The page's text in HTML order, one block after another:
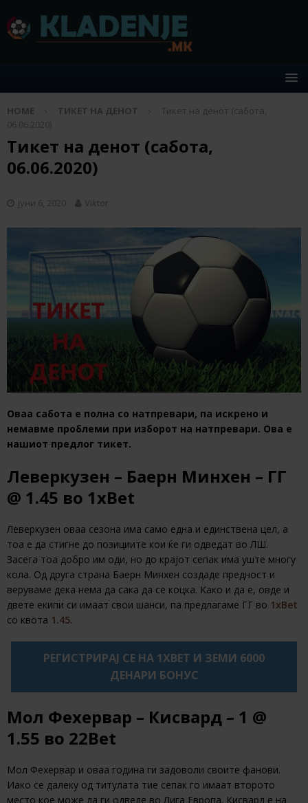
HOME ТИКЕТ НА ДЕНОТ
Тикет на денот (сабота,
06.06.2020)
Тикет на денот (сабота,
06.06.2020)
јуни 6, 2020 Viktor
Оваа сабота е полна со натпревари, па искрено и
немавме проблеми при изборот на натпревари. Ова е
нашиот предлог тикет.
Леверкузен – Баерн Минхен – ГГ
@ 1.45 во 1xBet
Леверкузен оваа сезона има само една и единствена цел, а
тоа е да стигне до позициите кои ќе ги одведат во ЛШ.
Засега тоа добро им оди, но до крајот сепак има уште многу
кола. Од друга страна Баерн Минхен создаде предност и
веруваме дека нема да сака да се коцка. Како и да е, овде и
двете екипи си имаат свои шанси, па предлагаме ГГ во 1xBet
со квота 1.45.
РЕГИСТРИРАЈ СЕ НА 1XBET И ЗЕМИ 6000
ДЕНАРИ БОНУС
Мол Фехервар – Кисвард – 1 @
1.55 во 22Bet
Мол Фехервар и оваа година ги задоволи своите фанови.
Иако се далеку од титулата тие сепак го имаат второто
место кое може да ги одведе во Лига Европа. Кисвард е на